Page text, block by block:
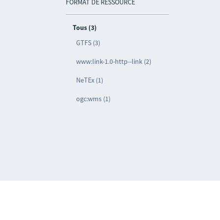
FORMAT DE RESSOURCE
Tous (3)
GTFS (3)
www:link-1.0-http--link (2)
NeTEx (1)
ogc:wms (1)